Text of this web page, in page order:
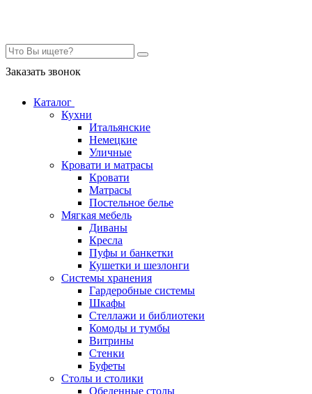
Заказать звонок
Каталог
Кухни
Итальянские
Немецкие
Уличные
Кровати и матрасы
Кровати
Матрасы
Постельное белье
Мягкая мебель
Диваны
Кресла
Пуфы и банкетки
Кушетки и шезлонги
Системы хранения
Гардеробные системы
Шкафы
Стеллажи и библиотеки
Комоды и тумбы
Витрины
Стенки
Буфеты
Столы и столики
Обеденные столы